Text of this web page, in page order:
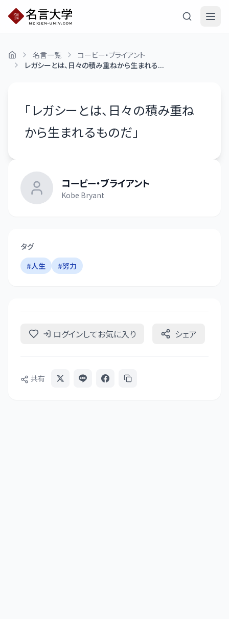
名言一覧
コービー・ブライアント
レガシーとは、日々の積み重ねから生まれる...
「レガシーとは、日々の積み重ね
から生まれるものだ 」
コービー・ブライアント
Kobe Bryant
タグ
#人生 #努力
ログインしてお気に入り シェア
共有